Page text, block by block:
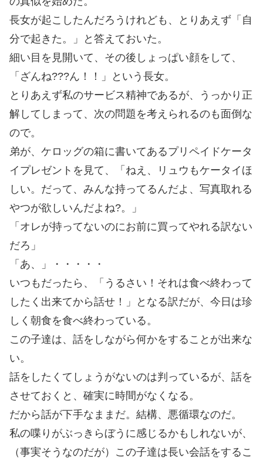
長女が起こしたんだろうけれども、とりあえず「自
分で起きた。」と答えておいた。
細い目を見開いて、その後しょっぱい顔をして、
「ざんね???ん！！」という長女。
とりあえず私のサービス精神であるが、うっかり正
解してしまって、次の問題を考えられるのも面倒な
ので。
弟が、ケロッグの箱に書いてあるプリペイドケータ
イプレゼントを見て、「ねえ、リュウもケータイほ
しい。だって、みんな持ってるんだよ、写真取れる
やつが欲しいんだよね?。」
「オレが持ってないのにお前に買ってやれる訳ない
だろ」
「あ、」・・・・・
いつもだったら、「うるさい！それは食べ終わって
したく出来てから話せ！」となる訳だが、今日は珍
しく朝食を食べ終わっている。
この子達は、話をしながら何かをすることが出来な
い。
話をしたくてしょうがないのは判っているが、話を
させておくと、確実に時間がなくなる。
だから話が下手なままだ。結構、悪循環なのだ。
私の喋りがぶっきらぼうに感じるかもしれないが、
（事実そうなのだが）この子達は長い会話をするこ